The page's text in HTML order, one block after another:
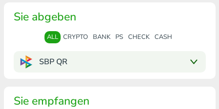
Sie abgeben
ALL CRYPTO BANK PS CHECK CASH
SBP QR
Sie empfangen